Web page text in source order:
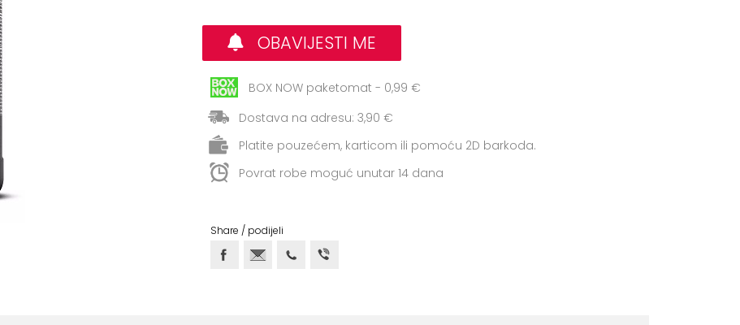
OBAVIJESTI ME
BOX NOW paketomat - 0,99 €
Dostava na adresu: 3,90 €
Platite pouzećem, karticom ili pomoću 2D barkoda.
Povrat robe moguć unutar 14 dana
Share / podijeli